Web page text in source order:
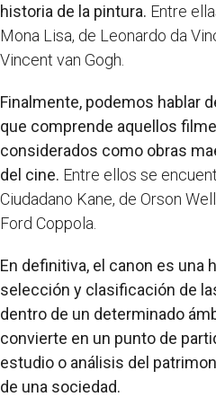
historia de la pintura. Entre
Mona Lisa, de Leonardo da
Vincent van Gogh.
Finalmente, podemos hablar
que comprende aquellos
considerados como obras
del cine. Entre ellos se
Ciudadano Kane, de Orson
Ford Coppola.
En definitiva, el canon es una
selección y clasificación de
dentro de un determinado
convierte en un punto de
estudio o análisis del
de una sociedad.